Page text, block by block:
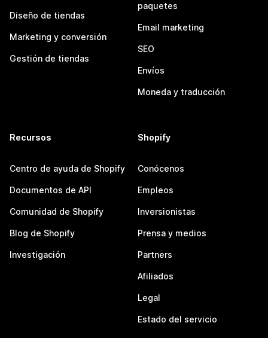
Diseño de tiendas
Marketing y conversión
Gestión de tiendas
paquetes
Email marketing
SEO
Envíos
Moneda y traducción
Recursos
Centro de ayuda de Shopify
Documentos de API
Comunidad de Shopify
Blog de Shopify
Investigación
Shopify
Conócenos
Empleos
Inversionistas
Prensa y medios
Partners
Afiliados
Legal
Estado del servicio